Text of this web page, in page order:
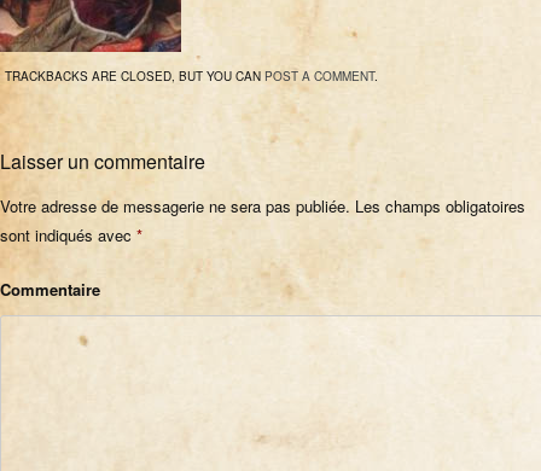
TRACKBACKS ARE CLOSED, BUT YOU CAN POST A COMMENT.
Laisser un commentaire
Votre adresse de messagerie ne sera pas publiée. Les champs obligatoires
sont indiqués avec *
Commentaire